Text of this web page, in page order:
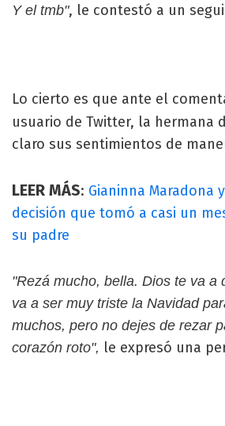
Y el tmb", le contestó a un
Lo cierto es que ante el
usuario de Twitter, la hermana
claro sus sentimientos de
LEER MÁS: Gianinna Maradona
decisión que tomó a casi un
su padre
"Rezá mucho, bella. Dios te va a
va a ser muy triste la Navidad
muchos, pero no dejes de rezar
corazón roto", le expresó una